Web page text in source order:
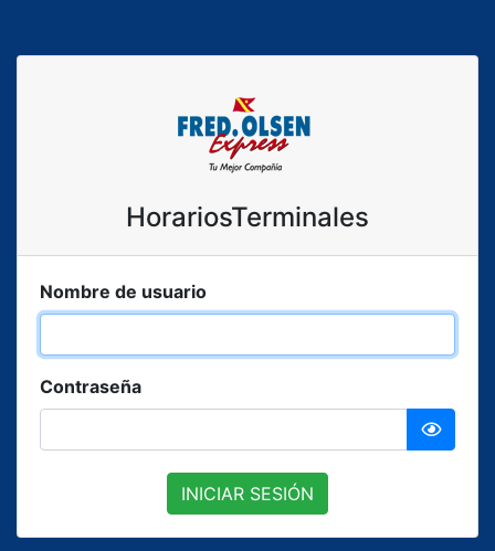
HorariosTerminales
Nombre de usuario
Contraseña
INICIAR SESIÓN